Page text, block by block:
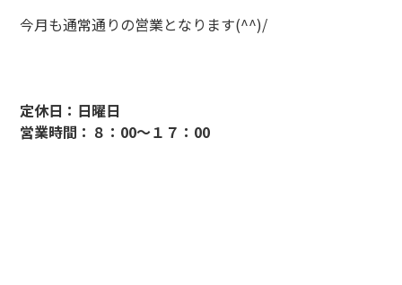
今月も通常通りの営業となります(^^)/
定休日：日曜日
営業時間：８：00～１７：00